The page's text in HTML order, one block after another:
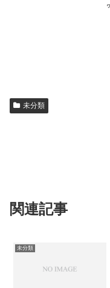
未分類
関連記事
未分類